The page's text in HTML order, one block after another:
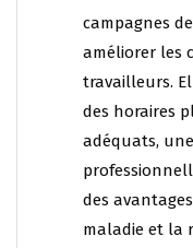
campagnes
améliorer les
travailleurs.
des horaires
adéquats,
des
maladie et la